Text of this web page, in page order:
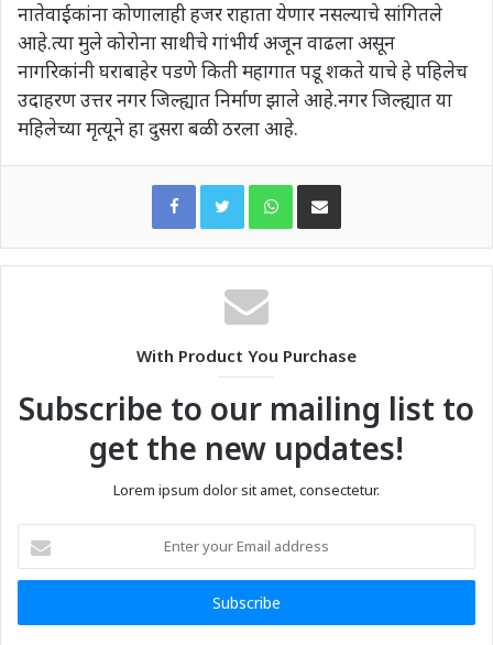
नातेवाईकांना कोणालाही हजर राहाता येणार नसल्याचे सांगितले
आहे.त्या मुले कोरोना साथीचे गांभीर्य अजून वाढला असून
नागरिकांनी घराबाहेर पडणे किती महागात पडू शकते याचे हे पहिलेच
उदाहरण उत्तर नगर जिल्ह्यात निर्माण झाले आहे.नगर जिल्ह्यात या
महिलेच्या मृत्यूने हा दुसरा बळी ठरला आहे.
WhatsAppShare via Email
With Product You Purchase
Subscribe to our mailing list to
get the new updates!
Lorem ipsum dolor sit amet, consectetur.
your
Email